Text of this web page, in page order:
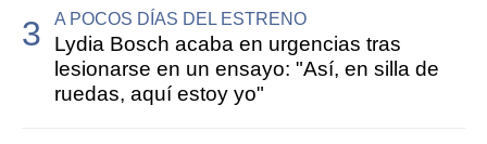
A POCOS DÍAS DEL ESTRENO
Lydia Bosch acaba en urgencias tras
lesionarse en un ensayo: "Así, en silla de
ruedas, aquí estoy yo"